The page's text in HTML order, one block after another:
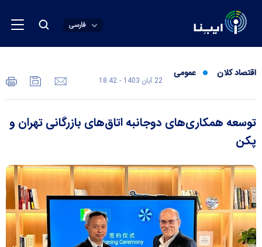
فارسی
اقتصاد کلان عمومی
22 آبان 1403 - 18:42
توسعه همکاری‌های دوجانبه اتاق‌های بازرگانی تهران و
پکن